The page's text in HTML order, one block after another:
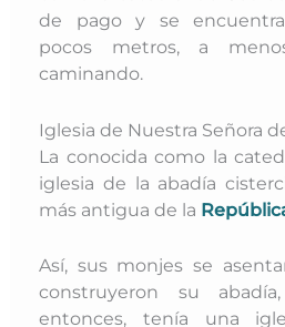
de pago y se
pocos metros, a
caminando.
Iglesia de Nuestra Señora
La conocida como la
iglesia de la abadía
más antigua de la
Así, sus monjes se
construyeron su
entonces, tenía una